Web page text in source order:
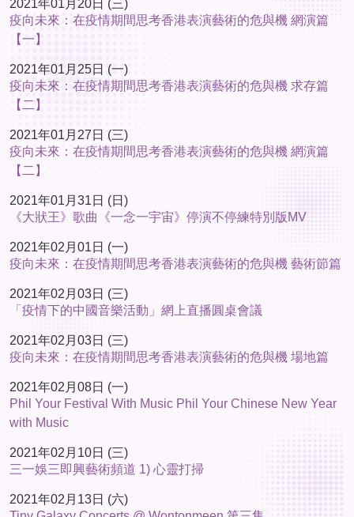
2021年01月20日 (三)
疫向未來：在疫情期間思考香港表演藝術的危與機 網演篇
【一】
2021年01月25日 (一)
疫向未來：在疫情期間思考香港表演藝術的危與機 求存篇
【二】
2021年01月27日 (三)
疫向未來：在疫情期間思考香港表演藝術的危與機 網演篇
【二】
2021年01月31日 (日)
《大狀王》歌曲《一念一宇宙》停演不停練特別版MV
2021年02月01日 (一)
疫向未來：在疫情期間思考香港表演藝術的危與機 藝術節篇
2021年02月03日 (三)
「疫情下的中國音樂活動」網上直播圓桌會議
2021年02月03日 (三)
疫向未來：在疫情期間思考香港表演藝術的危與機 場地篇
2021年02月08日 (一)
Phil Your Festival With Music Phil Your Chinese New Year
with Music
2021年02月10日 (三)
三一娛三即興藝術頻道 1) 心靈打掃
2021年02月13日 (六)